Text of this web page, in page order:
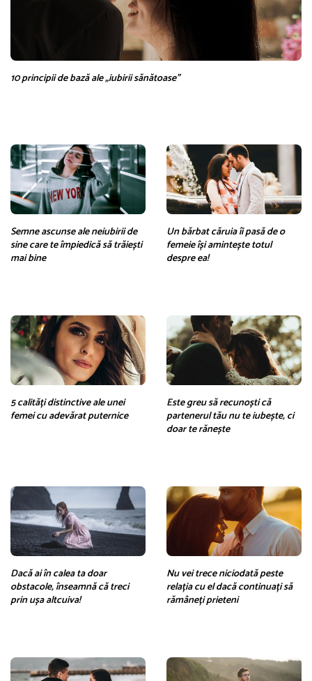
10 principii de bază ale „iubirii sănătoase”
Semne ascunse ale neiubirii de
sine care te împiedică să trăiești
mai bine
Un bărbat căruia îi pasă de o
femeie își amintește totul
despre ea!
5 calități distinctive ale unei
femei cu adevărat puternice
Este greu să recunoști că
partenerul tău nu te iubește, ci
doar te rănește
Dacă ai în calea ta doar
obstacole, înseamnă că treci
prin ușa altcuiva!
Nu vei trece niciodată peste
relația cu el dacă continuați să
rămâneți prieteni